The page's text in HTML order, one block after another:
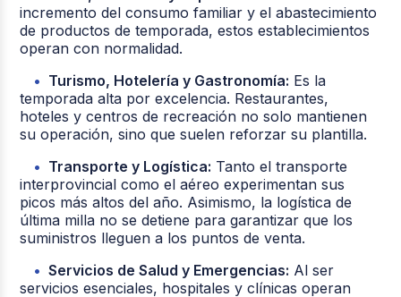
incremento del consumo familiar y el abastecimiento
de productos de temporada, estos establecimientos
operan con normalidad.
Turismo, Hotelería y Gastronomía: Es la
temporada alta por excelencia. Restaurantes,
hoteles y centros de recreación no solo mantienen
su operación, sino que suelen reforzar su plantilla.
Transporte y Logística: Tanto el transporte
interprovincial como el aéreo experimentan sus
picos más altos del año. Asimismo, la logística de
última milla no se detiene para garantizar que los
suministros lleguen a los puntos de venta.
Servicios de Salud y Emergencias: Al ser
servicios esenciales, hospitales y clínicas operan